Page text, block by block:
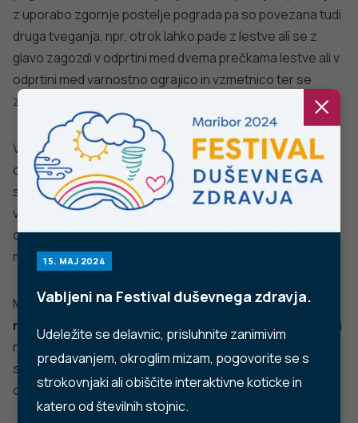
Center za komuniciranje:
© 2022 Nacionalni Inštitut za javno zdravje RS. Uporaba
in objava podatkov je dovoljena le z navedbo vira.
YouTube Instagram
TikTok LinkedIn